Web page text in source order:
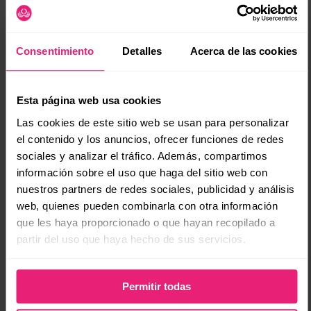
Consentimiento Detalles Acerca de las cookies
Esta página web usa cookies
Las cookies de este sitio web se usan para personalizar
el contenido y los anuncios, ofrecer funciones de redes
sociales y analizar el tráfico. Además, compartimos
información sobre el uso que haga del sitio web con
nuestros partners de redes sociales, publicidad y análisis
web, quienes pueden combinarla con otra información
que les haya proporcionado o que hayan recopilado a
partir del uso que haya hecho de sus servicios.
Permitir todas
Monitorea el impacto: Aunque las herramientas aún se
ajustan, es clave observar cambios en impresiones y
fuente masiva de visibilidad, pero el camino entre búsqueda y
El reto ahora no es solo posicionarse, sino entender cómo
entrar en el ecosistema de respuestas de la IA.
Adaptarse no es opcional: es la única forma de seguir siendo
relevante en un mundo donde Google ya no solo te
encuentra… ahora responde por ti.
Reflexión personal:
transformación profunda: pasamos de
generar mensajes a generar conocimiento.
Nuestro trabajo como “emisores” sigue